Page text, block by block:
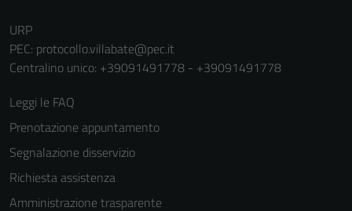
URP
PEC: protocollo.villabate@pec.it
Centralino unico: +39091491778 - +39091491778
Leggi le FAQ
Prenotazione appuntamento
Segnalazione disservizio
Richiesta assistenza
Amministrazione trasparente